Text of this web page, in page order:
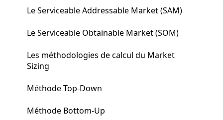
Le Serviceable Addressable Market (SAM)
Le Serviceable Obtainable Market (SOM)
Les méthodologies de calcul du Market
Sizing
Méthode Top-Down
Méthode Bottom-Up